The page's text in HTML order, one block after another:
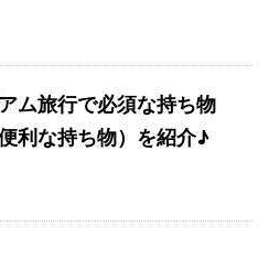
ム旅行で必須な持ち物
便利な持ち物）を紹介♪